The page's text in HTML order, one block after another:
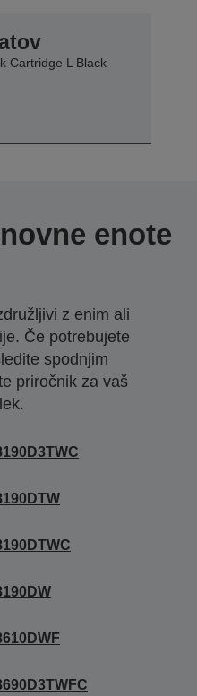
Cartridge L Black
enote
z enim ali
Če potrebujete
spodnjim
priročnik za vaš